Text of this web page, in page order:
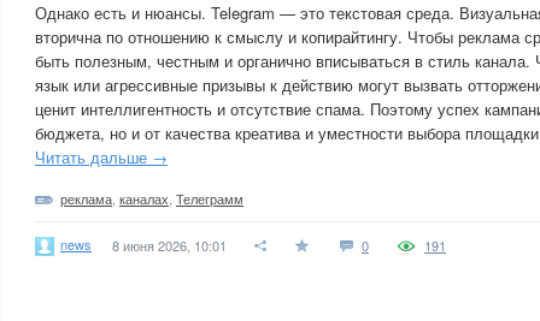
Однако есть и нюансы. Telegram — это текстовая среда.
вторична по отношению к смыслу и копирайтингу. Чтобы реклама
быть полезным, честным и органично вписываться в стиль канала.
язык или агрессивные призывы к действию могут вызвать
ценит интеллигентность и отсутствие спама. Поэтому успех
бюджета, но и от качества креатива и уместности выбора
Читать дальше →
реклама каналах Телеграмм
news 8 июня 2026, 10:01 0 191